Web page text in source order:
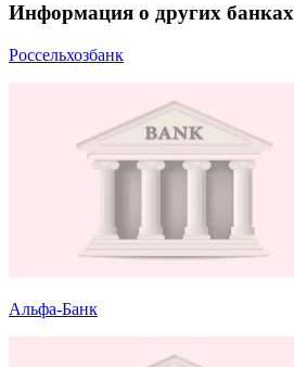
Информация о других банках
Россельхозбанк
Альфа-Банк